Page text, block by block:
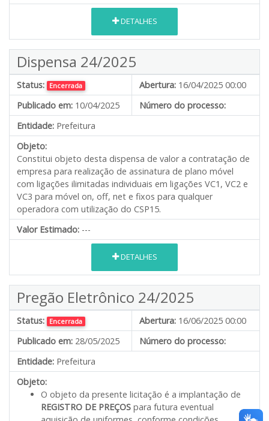
DETALHES
Dispensa 24/2025
Status: Encerrada Abertura: 16/04/2025 00:00
Publicado em: 10/04/2025
Número do processo:
Entidade: Prefeitura
Objeto:
Constitui objeto desta dispensa de valor a contratação de
empresa para realização de assinatura de plano móvel
com ligações ilimitadas individuais em ligações VC1, VC2 e
VC3 para móvel on, off, net e fixos para qualquer
operadora com utilização do CSP15.
Valor Estimado: ---
DETALHES
Pregão Eletrônico 24/2025
Status: Encerrada Abertura: 16/06/2025 00:00
Publicado em: 28/05/2025
Número do processo:
Entidade: Prefeitura
Objeto:
O objeto da presente licitação é a implantação de
REGISTRO DE PREÇOS para futura eventual